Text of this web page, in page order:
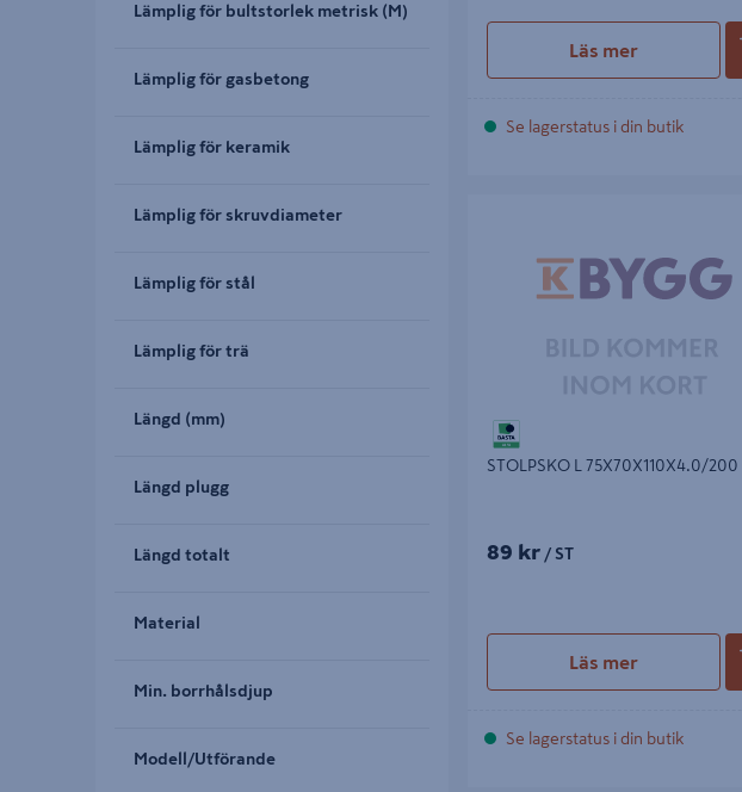
Lämplig för bultstorlek metrisk (M)
Lämplig för gasbetong
Lämplig för keramik
Lämplig för skruvdiameter
Lämplig för stål
Lämplig för trä
Längd (mm)
Längd plugg
Längd totalt
Material
Min. borrhålsdjup
Modell/Utförande
Läs mer
Se lagerstatus i din butik
STOLPSKO L 75X70X110X4.0/200
89 kr / ST
Läs mer
Se lagerstatus i din butik